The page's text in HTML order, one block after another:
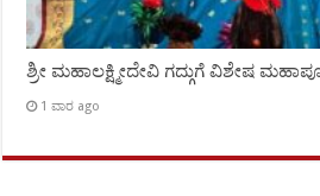
ಶ್ರೀ ಮಹಾಲಕ್ಷ್ಮೀದೇವಿ ಗದ್ಗುಗೆ ವಿಶೇಷ
1 ವಾರ ago